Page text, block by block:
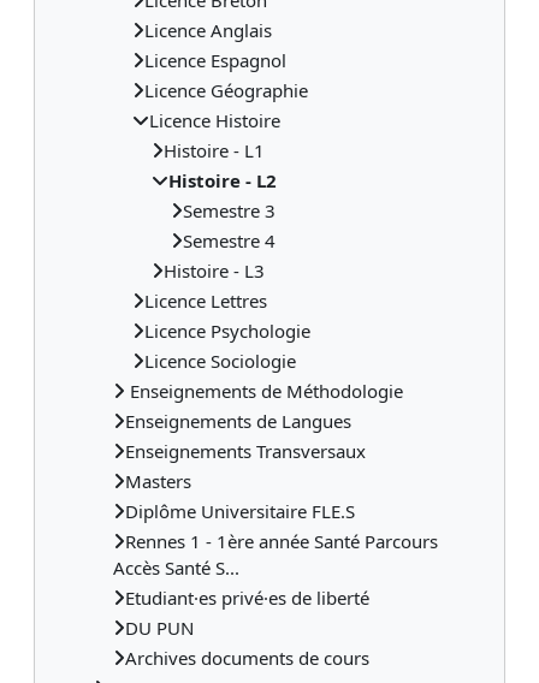
Licence Anglais
Licence Espagnol
Licence Géographie
Licence Histoire
Histoire - L1
Histoire - L2
Semestre 3
Semestre 4
Histoire - L3
Licence Lettres
Licence Psychologie
Licence Sociologie
Enseignements de Méthodologie
Enseignements de Langues
Enseignements Transversaux
Masters
Diplôme Universitaire FLE.S
Rennes 1 - 1ère année Santé Parcours
Accès Santé S...
Etudiant·es privé·es de liberté
DU PUN
Archives documents de cours